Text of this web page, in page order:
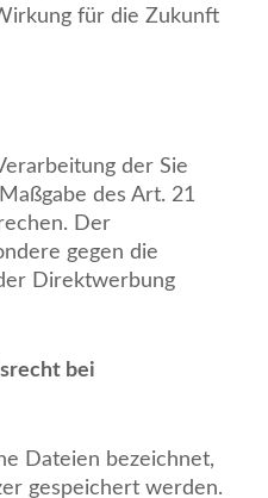
für die Zukunft
der Sie
des Art. 21
Der
gegen die
Direktwerbung
bei
Dateien bezeichnet,
gespeichert werden.